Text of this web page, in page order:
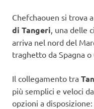
Chefchaouen si trova
di Tangeri , una delle
arriva nel nord del
traghetto da Spagna o
Il collegamento tra
più semplici e veloci
opzioni a